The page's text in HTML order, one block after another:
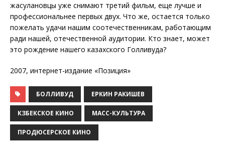
жасулановцы уже снимают третий фильм, еще лучше и
профессиональнее первых двух. Что же, остается только
пожелать удачи нашим соотечественникам, работающим
ради нашей, отечественной аудитории. Кто знает, может
это рождение нашего казахского Голливуда?
2007, интернет-издание «Позиция»
БОЛЛИВУД ЕРКИН РАКИШЕВ
КЗБЕКСКОЕ КИНО МАСС-КУЛЬТУРА
ПРОДЮСЕРСКОЕ КИНО